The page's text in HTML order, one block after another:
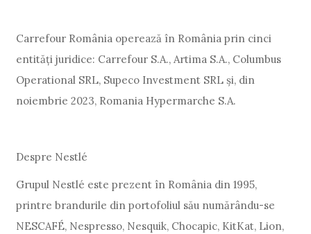
Carrefour România operează în România prin cinci
entități juridice: Carrefour S.A., Artima S.A., Columbus
Operational SRL, Supeco Investment SRL și, din
noiembrie 2023, Romania Hypermarche S.A.
Despre Nestlé
Grupul Nestlé este prezent în România din 1995,
printre brandurile din portofoliul său numărându-se
NESCAFÉ, Nespresso, Nesquik, Chocapic, KitKat, Lion,